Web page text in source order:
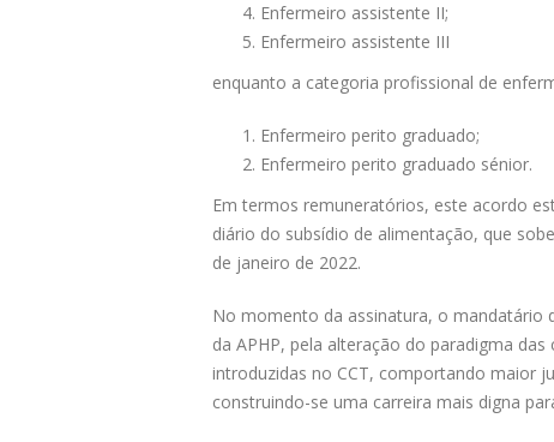
Enfermeiro assistente II;
Enfermeiro assistente III
enquanto a categoria profissional de
Enfermeiro perito graduado;
Enfermeiro perito graduado sénior.
Em termos remuneratórios, este acordo
diário do subsídio de alimentação, que
de janeiro de 2022.
No momento da assinatura, o mandatário
da APHP, pela alteração do paradigma
introduzidas no CCT, comportando maior
construindo-se uma carreira mais digna